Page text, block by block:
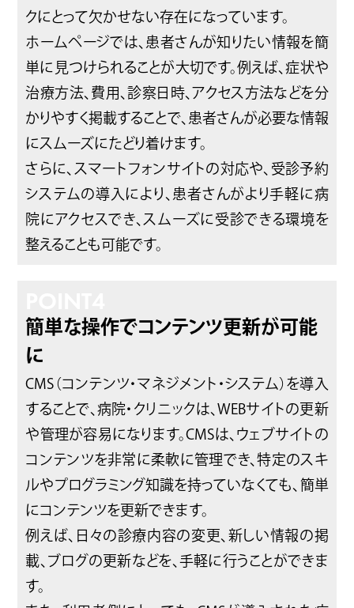
クにとって欠かせない存在になっています。
ホームページでは、患者さんが知りたい情報を簡
単に見つけられることが大切です。例えば、症状や
治療方法、費用、診察日時、アクセス方法などを分
かりやすく掲載することで、患者さんが必要な情報
にスムーズにたどり着けます。
さらに、スマートフォンサイトの対応や、受診予約
システムの導入により、患者さんがより手軽に病
院にアクセスでき、スムーズに受診できる環境を
整えることも可能です。
簡単な操作でコンテンツ更新が可能
に
CMS（コンテンツ・マネジメント・システム）を導入
することで、病院・クリニックは、WEBサイトの更新
や管理が容易になります。CMSは、ウェブサイトの
コンテンツを非常に柔軟に管理でき、特定のスキ
ルやプログラミング知識を持っていなくても、簡単
にコンテンツを更新できます。
例えば、日々の診療内容の変更、新しい情報の掲
載、ブログの更新などを、手軽に行うことができま
す。